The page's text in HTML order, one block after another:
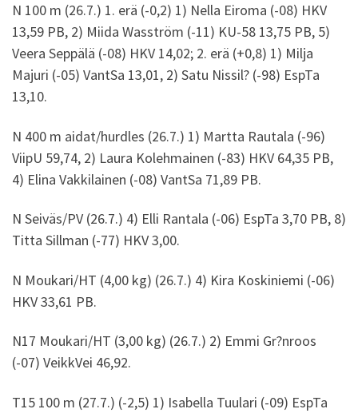
N 100 m (26.7.) 1. erä (-0,2) 1) Nella Eiroma (-08) HKV
13,59 PB, 2) Miida Wasström (-11) KU-58 13,75 PB, 5)
Veera Seppälä (-08) HKV 14,02; 2. erä (+0,8) 1) Milja
Majuri (-05) VantSa 13,01, 2) Satu Nissil? (-98) EspTa
13,10.
N 400 m aidat/hurdles (26.7.) 1) Martta Rautala (-96)
ViipU 59,74, 2) Laura Kolehmainen (-83) HKV 64,35 PB,
4) Elina Vakkilainen (-08) VantSa 71,89 PB.
N Seiväs/PV (26.7.) 4) Elli Rantala (-06) EspTa 3,70 PB, 8)
Titta Sillman (-77) HKV 3,00.
N Moukari/HT (4,00 kg) (26.7.) 4) Kira Koskiniemi (-06)
HKV 33,61 PB.
N17 Moukari/HT (3,00 kg) (26.7.) 2) Emmi Gr?nroos
(-07) VeikkVei 46,92.
T15 100 m (27.7.) (-2,5) 1) Isabella Tuulari (-09) EspTa